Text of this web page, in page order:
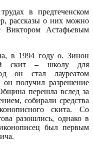
в предтеченском
рассказы о них можно
Виктором Астафьевым
в 1994 году о. Зинон
скит – школу для
он стал лауреатом
получил разрешение
перешла вслед за
собирали средства
скита. Со
разошлись, однако в
был первым